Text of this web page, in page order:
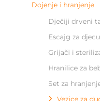
Dojenje i hranjenje
Dječiji drveni
Escajg za djecu
Grijači i
Hranilice za
Set za
Vezice za